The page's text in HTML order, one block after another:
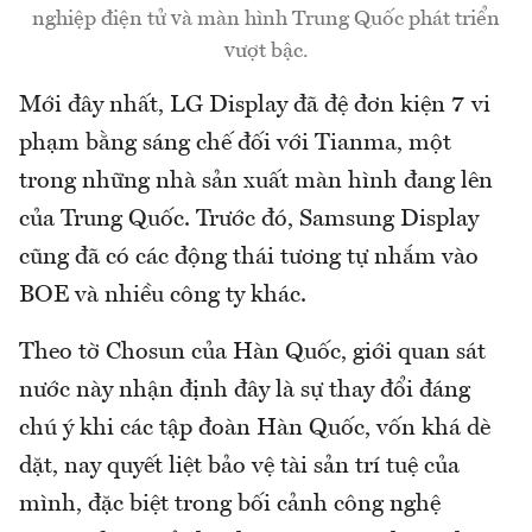
nghiệp điện tử và màn hình Trung Quốc phát triển
vượt bậc.
Mới đây nhất, LG Display đã đệ đơn kiện 7 vi
phạm bằng sáng chế đối với Tianma, một
trong những nhà sản xuất màn hình đang lên
của Trung Quốc. Trước đó, Samsung Display
cũng đã có các động thái tương tự nhắm vào
BOE và nhiều công ty khác.
Theo tờ Chosun của Hàn Quốc, giới quan sát
nước này nhận định đây là sự thay đổi đáng
chú ý khi các tập đoàn Hàn Quốc, vốn khá dè
dặt, nay quyết liệt bảo vệ tài sản trí tuệ của
mình, đặc biệt trong bối cảnh công nghệ